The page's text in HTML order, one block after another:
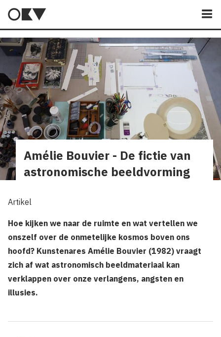
Amélie Bouvier - De fictie van
astronomische beeldvorming
Artikel
Hoe kijken we naar de ruimte en wat vertellen we
onszelf over de onmetelijke kosmos boven ons
hoofd? Kunstenares Amélie Bouvier (1982) vraagt
zich af wat astronomisch beeldmateriaal kan
verklappen over onze verlangens, angsten en
illusies.